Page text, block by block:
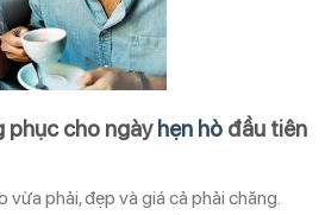
phục cho ngàyhẹn hò đầu tiên
vừa phải, đẹp và giá cả phải chăng.